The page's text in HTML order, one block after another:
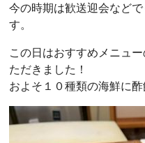
今の時期は歓送迎会など
す。
この日はおすすめメニュ
ただきました！
およそ１０種類の海鮮に酢